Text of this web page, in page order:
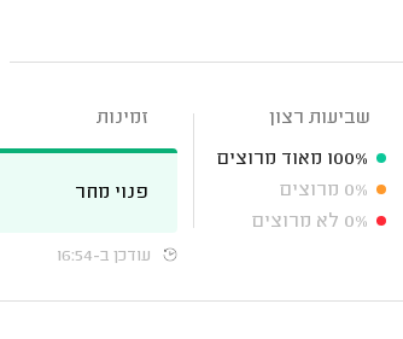
שביעות רצון
100% מאוד מרוצים
0% מרוצים
0% לא מרוצים
זמינות
פנוי מחר
עודכן ב-16:54